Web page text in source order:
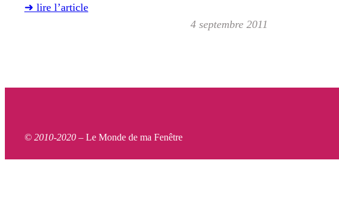
➜ lire l’article
4 septembre 2011
© 2010-2020 – Le Monde de ma Fenêtre